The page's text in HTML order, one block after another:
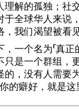
理解的孤独；社
于全球华人来说
我们渴望被看
一个名为「真正
只是一个群组，
的，没有人需要
的癖好，就是这